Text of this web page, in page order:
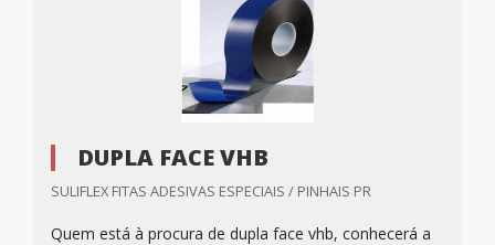
DUPLA FACE VHB
SULIFLEX FITAS ADESIVAS ESPECIAIS / PINHAIS PR
Quem está à procura de dupla face vhb, conhecerá a